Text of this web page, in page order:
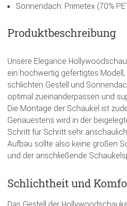
Sonnendach: Primetex (70%
Produktbeschreibung
Unsere Elegance
ein hochwertig gefertigtes Modell,
schlichten Gestell und
optimal zueinanderpassen und
Die Montage der Schaukel ist
Genauestens wird in der
Schritt für Schritt sehr
Aufbau sollte also keine großen
und der anschließende
Schlichtheit und